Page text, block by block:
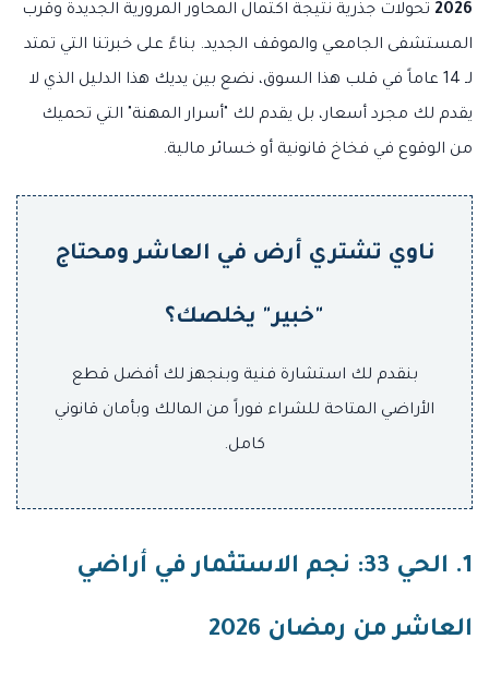
2026 تحولات جذرية نتيجة اكتمال المحاور المرورية الجديدة وقرب
المستشفى الجامعي والموقف الجديد. بناءً على خبرتنا التي تمتد
لـ 14 عاماً في قلب هذا السوق، نضع بين يديك هذا الدليل الذي لا
يقدم لك مجرد أسعار، بل يقدم لك "أسرار المهنة" التي تحميك
من الوقوع في فخاخ قانونية أو خسائر مالية.
ناوي تشتري أرض في العاشر ومحتاج
"خبير" يخلصك؟
بنقدم لك استشارة فنية وبنجهز لك أفضل قطع
الأراضي المتاحة للشراء فوراً من المالك وبأمان قانوني
كامل.
1. الحي 33: نجم الاستثمار في أراضي
العاشر من رمضان 2026